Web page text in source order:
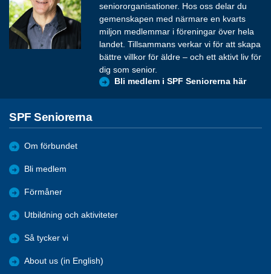
seniororganisationer. Hos oss delar du
gemenskapen med närmare en kvarts
miljon medlemmar i föreningar över hela
landet. Tillsammans verkar vi för att skapa
bättre villkor för äldre – och ett aktivt liv för
dig som senior.
Bli medlem i SPF Seniorerna här
SPF Seniorerna
Om förbundet
Bli medlem
Förmåner
Utbildning och aktiviteter
Så tycker vi
About us (in English)